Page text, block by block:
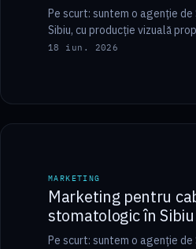
Pe scurt: suntem o agenție de
Sibiu, cu producție vizuală
marketingul pentru o clinică…
18 iun. 2026
MARKETING
Marketing pentru
stomatologic în Sibiu
Pe scurt: suntem o agenție de